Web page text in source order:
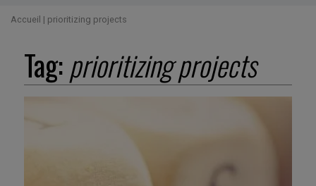
Accueil | prioritizing projects
Tag:prioritizing projects